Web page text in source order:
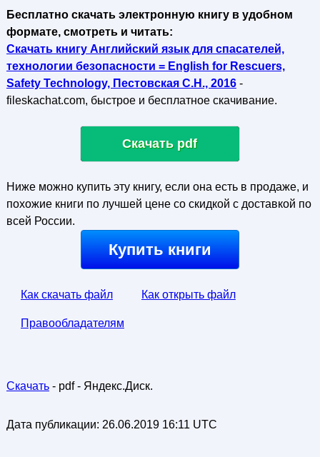
Бесплатно скачать электронную книгу в удобном
формате, смотреть и читать:
Скачать книгу Английский язык для спасателей,
технологии безопасности = English for Rescuers,
Safety Technology, Пестовская С.Н., 2016-
fileskachat.com, быстрое и бесплатное скачивание.
Скачать pdf
Ниже можно купить эту книгу, если она есть в продаже, и
похожие книги по лучшей цене со скидкой с доставкой по
всей России.
Купить книги
Как скачать файл Как открыть файл
Правообладателям
Скачать- pdf - Яндекс.Диск.
Дата публикации: 26.06.2019 16:11 UTC